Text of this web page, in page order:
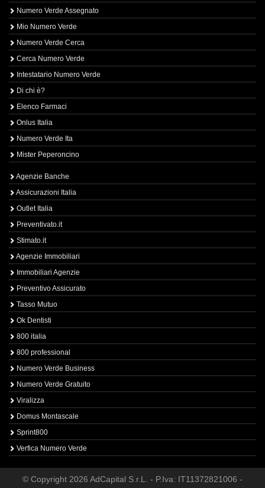
Numero Verde Assegnato
Mio Numero Verde
Numero Verde Cerca
Cerca Numero Verde
Intestatario Numero Verde
Di chi è?
Elenco Farmaci
Onlus Italia
Numero Verde Ita
Mister Peperoncino
Agenzie Banche
Assicurazioni Italia
Outlet Italia
Preventivato.it
Stimato.it
Agenzie Immobiliari
Immobiliari Agenzie
Preventivo Assicurato
Tasso Mutuo
Ok Dentisti
800 italia
800 professional
Numero Verde Business
Numero Verde Gratuito
Viralizza
Domus Montascale
Sprint800
Verfica Numero Verde
© Copyright 2026 AdCapital S.r.L. - P.Iva: IT11372821006 -